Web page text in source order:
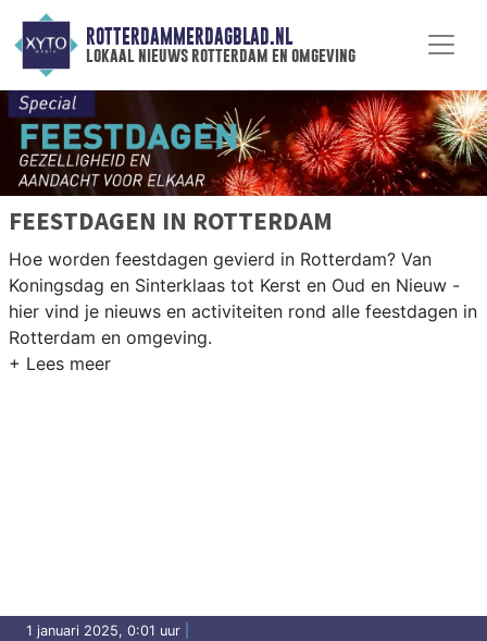
ROTTERDAMMERDAGBLAD.NL
lokaal nieuws rotterdam en omgeving
FEESTDAGEN IN ROTTERDAM
Hoe worden feestdagen gevierd in Rotterdam? Van
Koningsdag en Sinterklaas tot Kerst en Oud en Nieuw -
hier vind je nieuws en activiteiten rond alle feestdagen in
Rotterdam en omgeving.
1 januari 2025, 0:01 uur